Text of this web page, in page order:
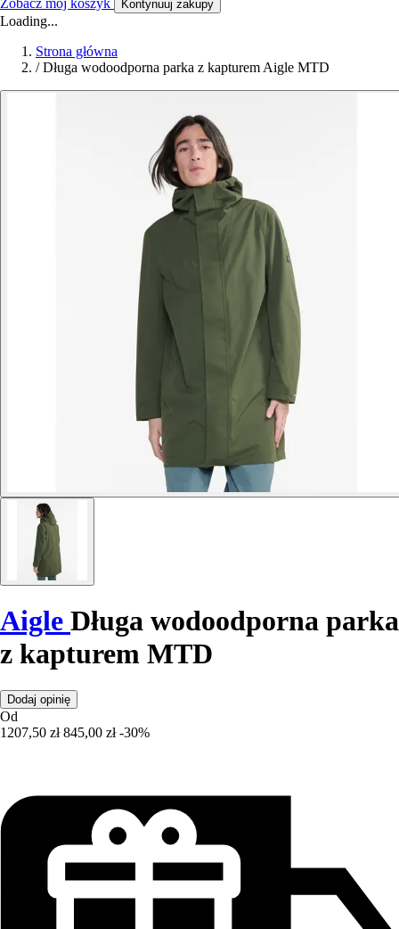
Zobacz mój koszyk Kontynuuj zakupy
Loading...
Strona główna
/ Długa wodoodporna parka z kapturem Aigle MTD
Aigle Długa wodoodporna parka
z kapturem MTD
Dodaj opinię
Od
1207,50 zł 845,00 zł -30%